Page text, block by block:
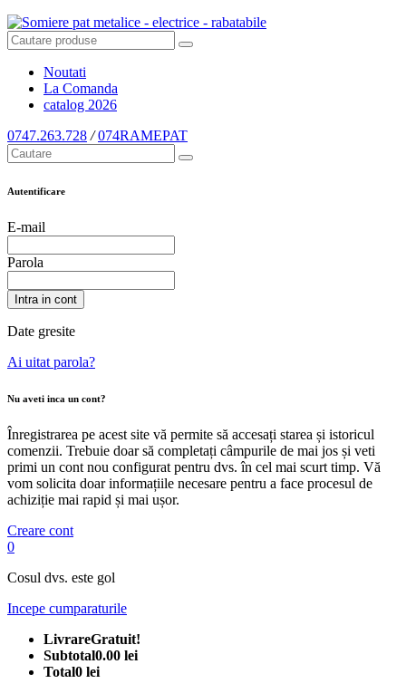
Noutati
La Comanda
catalog 2026
0747.263.728 / 074RAMEPAT
Autentificare
E-mail
Parola
Intra in cont
Date gresite
Ai uitat parola?
Nu aveti inca un cont?
Înregistrarea pe acest site vă permite să accesați starea și istoricul
comenzii. Trebuie doar să completați câmpurile de mai jos și veti
primi un cont nou configurat pentru dvs. în cel mai scurt timp. Vă
vom solicita doar informațiile necesare pentru a face procesul de
achiziție mai rapid și mai ușor.
Creare cont
0
Cosul dvs. este gol
Incepe cumparaturile
LivrareGratuit!
Subtotal0.00 lei
Total0 lei